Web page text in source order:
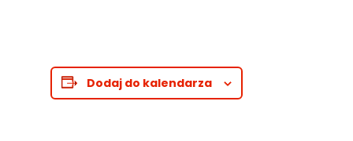
Dodaj do kalendarza